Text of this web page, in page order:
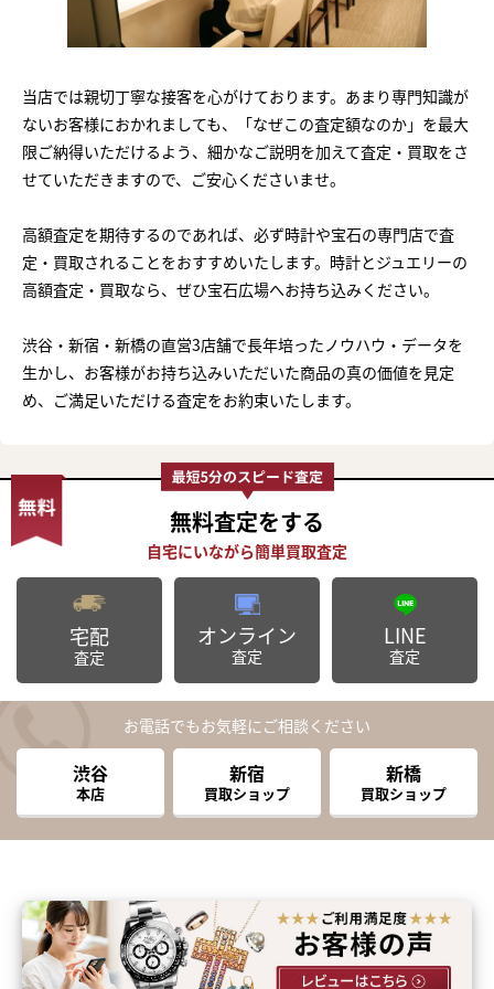
当店では親切丁寧な接客を心がけております。あまり専門知識が
ないお客様におかれましても、「なぜこの査定額なのか」を最大
限ご納得いただけるよう、細かなご説明を加えて査定・買取をさ
せていただきますので、ご安心くださいませ。
高額査定を期待するのであれば、必ず時計や宝石の専門店で査
定・買取されることをおすすめいたします。時計とジュエリーの
高額査定・買取なら、ぜひ宝石広場へお持ち込みください。
渋谷・新宿・新橋の直営3店舗で長年培ったノウハウ・データを
生かし、お客様がお持ち込みいただいた商品の真の価値を見定
め、ご満足いただける査定をお約束いたします。
無料査定をする
宅配
査定
オンライン
査定
LINE
査定
お電話でもお気軽にご相談ください
渋谷
本店
新宿
買取ショップ
新橋
買取ショップ